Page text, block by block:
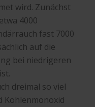
wird. Zunächst
4000
fast 7000
auf die
bei niedrigeren
dreimal so viel
Kohlenmonoxid